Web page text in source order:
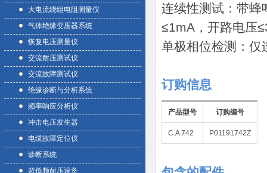
大电流绕组电阻测量仪
气体绝缘变压器系统
恢复电压测量仪
交流耐压测试仪
交流故障测试仪
绝缘诊断与分析系统
频率响应分析仪
冲击电压发生器
电缆故障定位仪
诊断系统
超低频耐压设备
连续性测试：带
≤1mA，开路电压
单极相位检测：仅
订购信息
产品型号 订购编号
C.A 742 P01191742Z